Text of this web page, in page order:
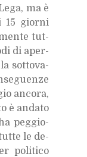
ma è
15 gior­ni
tut­
di aper­
sot­to­va­
an­co­ra,
è an­da­to
peg­gio­
le de­
po­li­ti­co